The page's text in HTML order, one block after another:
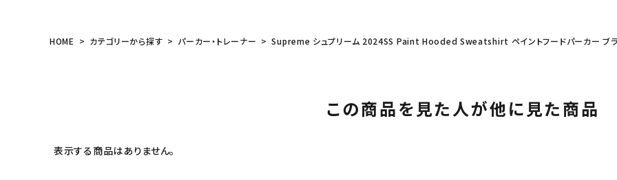
HOME カテゴリーから探す パーカー・トレーナー Supreme シュプリーム 2024SS Paint Hooded Sweatshirt ペイントフードパーカー ブ
この商品を見た人が他に見た商品
表示する商品はありません。